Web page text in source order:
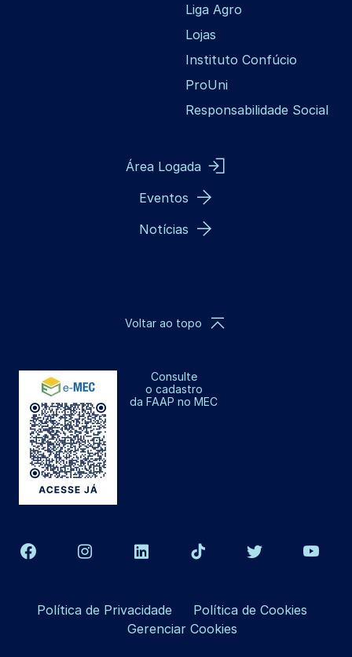
Liga Agro
Lojas
Instituto Confúcio
ProUni
Responsabilidade Social
Área Logada
Eventos
Notícias
Consulte
o cadastro
da FAAP no MEC
Voltar ao topo
Política de Privacidade
Política de Cookies
Gerenciar Cookies